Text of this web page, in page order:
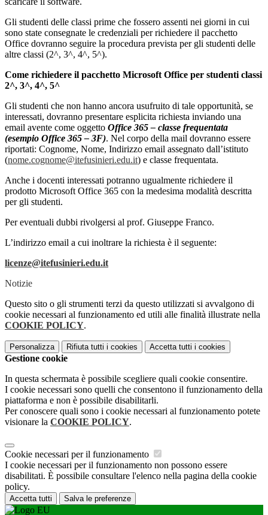
Gli studenti delle classi prime che fossero assenti nei giorni in cui
sono state consegnate le credenziali per richiedere il pacchetto
Office dovranno seguire la procedura prevista per gli studenti delle
altre classi (2^, 3^, 4^, 5^).
Come richiedere il pacchetto Microsoft Office per studenti classi
2^, 3^, 4^, 5^
Gli studenti che non hanno ancora usufruito di tale opportunità, se
interessati, dovranno presentare esplicita richiesta inviando una
email avente come oggetto Office 365 – classe frequentata
(esempio Office 365 – 3F). Nel corpo della mail dovranno essere
riportati: Cognome, Nome, Indirizzo email assegnato dall’istituto
(nome.cognome@itefusinieri.edu.it) e classe frequentata.
Anche i docenti interessati potranno ugualmente richiedere il
prodotto Microsoft Office 365 con la medesima modalità descritta
per gli studenti.
Per eventuali dubbi rivolgersi al prof. Giuseppe Franco.
L’indirizzo email a cui inoltrare la richiesta è il seguente:
licenze@itefusinieri.edu.it
Notizie
Questo sito o gli strumenti terzi da questo utilizzati si avvalgono di
cookie necessari al funzionamento ed utili alle finalità illustrate nella
COOKIE POLICY.
Personalizza Rifiuta tutti i cookies Accetta tutti i cookies
Gestione cookie
In questa schermata è possibile scegliere quali cookie consentire.
I cookie necessari sono quelli che consentono il funzionamento della
piattaforma e non è possibile disabilitarli.
Per conoscere quali sono i cookie necessari al funzionamento potete
visionare la COOKIE POLICY.
Cookie necessari per il funzionamento
I cookie necessari per il funzionamento non possono essere
disabilitati. È possibile consultare l'elenco nella pagina della cookie
policy.
Accetta tutti Salva le preferenze